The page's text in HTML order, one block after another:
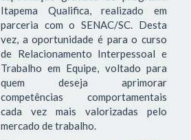
Itapema Qualifica, realizado em
parceria com o SENAC/SC. Desta
vez, a oportunidade é para o curso
de Relacionamento Interpessoal e
Trabalho em Equipe, voltado para
quem deseja aprimorar
competências comportamentais
cada vez mais valorizadas pelo
mercado de trabalho.